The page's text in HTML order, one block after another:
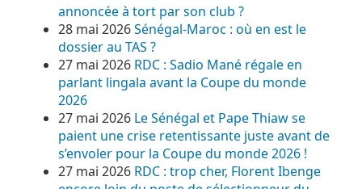
annoncée à tort par son club ?
28 mai 2026Sénégal-Maroc : où en est le
dossier au TAS ?
27 mai 2026 RDC : Sadio Mané régale en
parlant lingala avant la Coupe du monde
2026
27 mai 2026 Le Sénégal et Pape Thiaw se
paient une crise retentissante juste avant de
s’envoler pour la Coupe du monde 2026 !
27 mai 2026 RDC : trop cher, Florent Ibenge